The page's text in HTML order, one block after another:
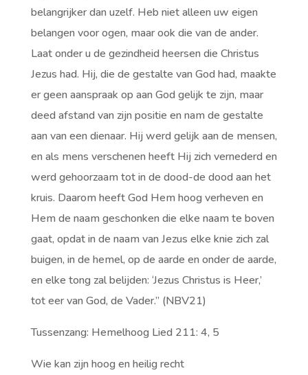
belangrijker dan uzelf. Heb niet alleen uw eigen
belangen voor ogen, maar ook die van de ander.
Laat onder u de gezindheid heersen die Christus
Jezus had. Hij, die de gestalte van God had, maakte
er geen aanspraak op aan God gelijk te zijn, maar
deed afstand van zijn positie en nam de gestalte
aan van een dienaar. Hij werd gelijk aan de mensen,
en als mens verschenen heeft Hij zich vernederd en
werd gehoorzaam tot in de dood-de dood aan het
kruis. Daarom heeft God Hem hoog verheven en
Hem de naam geschonken die elke naam te boven
gaat, opdat in de naam van Jezus elke knie zich zal
buigen, in de hemel, op de aarde en onder de aarde,
en elke tong zal belijden: ‘Jezus Christus is Heer,’
tot eer van God, de Vader.” (NBV21)
Tussenzang: Hemelhoog Lied 211: 4, 5
Wie kan zijn hoog en heilig recht